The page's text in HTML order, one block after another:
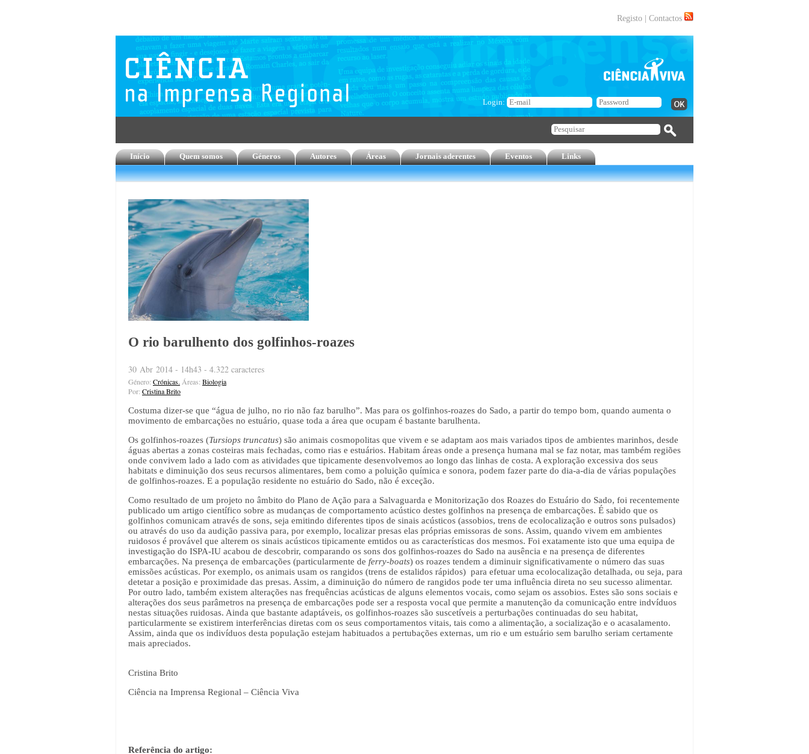
Registo Contactos
Login:
Início Quem somos Géneros Autores Áreas Jornais aderentes Eventos Links
O rio barulhento dos golfinhos-roazes
30 Abr 2014 - 14h43 - 4.322 caracteres
Género: Crónicas. Áreas: Biologia
Por: Cristina Brito
Costuma dizer-se que “água de julho, no rio não faz barulho”. Mas para os golfinhos-roazes do Sado, a partir do tempo bom, quando aumenta o
movimento de embarcações no estuário, quase toda a área que ocupam é bastante barulhenta.
Os golfinhos-roazes (Tursiops truncatus) são animais cosmopolitas que vivem e se adaptam aos mais variados tipos de ambientes marinhos, desde
águas abertas a zonas costeiras mais fechadas, como rias e estuários. Habitam áreas onde a presença humana mal se faz notar, mas também regiões
onde convivem lado a lado com as atividades que tipicamente desenvolvemos ao longo das linhas de costa. A exploração excessiva dos seus
habitats e diminuição dos seus recursos alimentares, bem como a poluição química e sonora, podem fazer parte do dia-a-dia de várias populações
de golfinhos-roazes. E a população residente no estuário do Sado, não é exceção.
Como resultado de um projeto no âmbito do Plano de Ação para a Salvaguarda e Monitorização dos Roazes do Estuário do Sado, foi recentemente
publicado um artigo científico sobre as mudanças de comportamento acústico destes golfinhos na presença de embarcações. É sabido que os
golfinhos comunicam através de sons, seja emitindo diferentes tipos de sinais acústicos (assobios, trens de ecolocalização e outros sons pulsados)
ou através do uso da audição passiva para, por exemplo, localizar presas elas próprias emissoras de sons. Assim, quando vivem em ambientes
ruidosos é provável que alterem os sinais acústicos tipicamente emtidos ou as características dos mesmos. Foi exatamente isto que uma equipa de
investigação do ISPA-IU acabou de descobrir, comparando os sons dos golfinhos-roazes do Sado na ausência e na presença de diferentes
embarcações. Na presença de embarcações (particularmente de ferry-boats) os roazes tendem a diminuir significativamente o número das suas
emissões acústicas. Por exemplo, os animais usam os rangidos (trens de estalidos rápidos) para efetuar uma ecolocalização detalhada, ou seja, para
detetar a posição e proximidade das presas. Assim, a diminuição do número de rangidos pode ter uma influência direta no seu sucesso alimentar.
Por outro lado, também existem alterações nas frequências acústicas de alguns elementos vocais, como sejam os assobios. Estes são sons sociais e
alterações dos seus parâmetros na presença de embarcações pode ser a resposta vocal que permite a manutenção da comunicação entre indvíduos
nestas situações ruidosas. Ainda que bastante adaptáveis, os golfinhos-roazes são suscetíveis a perturbações continuadas do seu habitat,
particularmente se existirem interferências diretas com os seus comportamentos vitais, tais como a alimentação, a socialização e o acasalamento.
Assim, ainda que os indivíduos desta população estejam habituados a pertubações externas, um rio e um estuário sem barulho seriam certamente
mais apreciados.
Cristina Brito
Ciência na Imprensa Regional – Ciência Viva
Referência do artigo: